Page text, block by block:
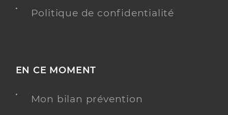
Politique de confidentialité
EN CE MOMENT
Mon bilan prévention